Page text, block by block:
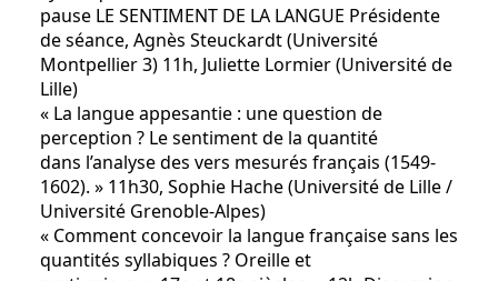
pause LE SENTIMENT DE LA LANGUE Présidente
de séance, Agnès Steuckardt (Université
Montpellier 3) 11h, Juliette Lormier (Université de
Lille)
« La langue appesantie : une question de
perception ? Le sentiment de la quantité
dans l’analyse des vers mesurés français (1549-
1602). » 11h30, Sophie Hache (Université de Lille /
Université Grenoble-Alpes)
« Comment concevoir la langue française sans les
quantités syllabiques ? Oreille et